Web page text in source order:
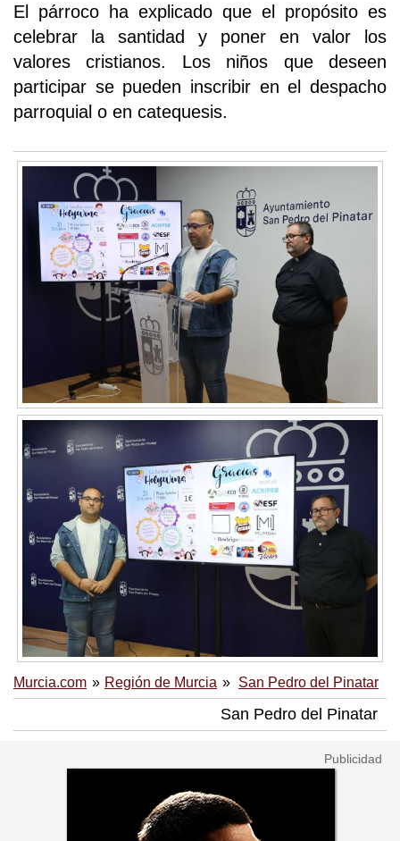
El párroco ha explicado que el propósito es
celebrar la santidad y poner en valor los
valores cristianos. Los niños que deseen
participar se pueden inscribir en el despacho
parroquial o en catequesis.
Murcia.com Región de Murcia San Pedro del Pinatar
San Pedro del Pinatar